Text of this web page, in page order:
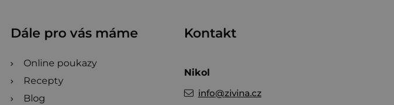
Dále pro vás máme
Online poukazy
Recepty
Blog
Kontakt
Nikol
info@zivina.cz